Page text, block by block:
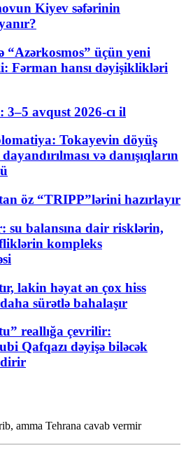
Kiyev səfərinin
üçün yeni
Fərman hansı dəyişiklikləri
3–5 avqust 2026-cı il
Tokayevin döyüş
və danışıqların
öz “TRIPP”lərini hazırlayır
su balansına dair risklərin,
kompleks
lakin həyat ən çox hiss
sürətlə bahalaşır
reallığa çevrilir:
Qafqazı dəyişə biləcək
amma Tehrana cavab vermir